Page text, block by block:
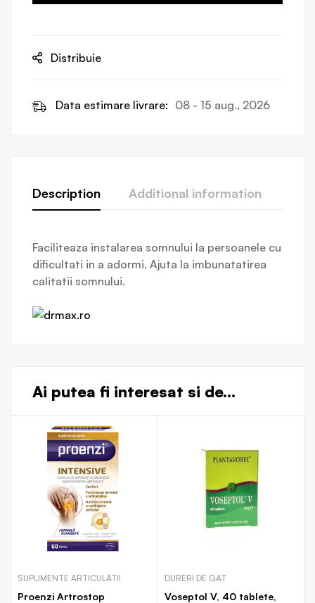
Distribuie
Data estimare livrare: 08 - 15 aug., 2026
Description Additional information
Faciliteaza instalarea somnului la persoanele cu
dificultati in a adormi. Ajuta la imbunatatirea
calitatii somnului.
Ai putea fi interesat si de...
SUPLIMENTE ARTICULATII
Proenzi Artrostop
DURERI DE GAT
Voseptol V, 40 tablete,